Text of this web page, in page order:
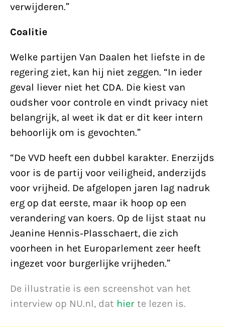
verwijderen.”
Coalitie
Welke partijen Van Daalen het liefste in de
regering ziet, kan hij niet zeggen. “In ieder
geval liever niet het CDA. Die kiest van
oudsher voor controle en vindt privacy niet
belangrijk, al weet ik dat er dit keer intern
behoorlijk om is gevochten.”
“De VVD heeft een dubbel karakter. Enerzijds
voor is de partij voor veiligheid, anderzijds
voor vrijheid. De afgelopen jaren lag nadruk
erg op dat eerste, maar ik hoop op een
verandering van koers. Op de lijst staat nu
Jeanine Hennis-Plasschaert, die zich
voorheen in het Europarlement zeer heeft
ingezet voor burgerlijke vrijheden.”
De illustratie is een screenshot van het
interview op NU.nl, dat hier te lezen is.